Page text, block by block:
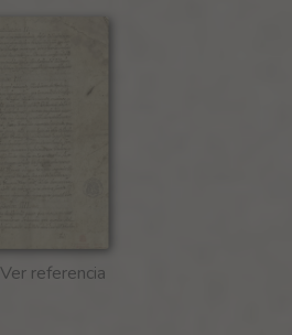
Ver referencia